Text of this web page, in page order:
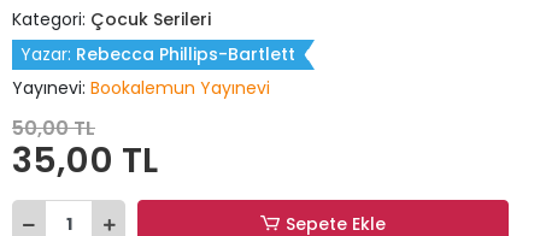
Kategori: Çocuk Serileri
Yazar: Rebecca Phillips-Bartlett
Yayınevi: Bookalemun Yayınevi
50,00 TL
35,00 TL
Sepete Ekle